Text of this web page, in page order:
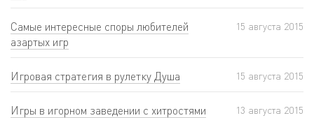
Самые интересные споры любителей
азартых игр
15 августа 2015
Игровая стратегия в рулетку Душа 15 августа 2015
Игры в игорном заведении с хитростями 13 августа 2015